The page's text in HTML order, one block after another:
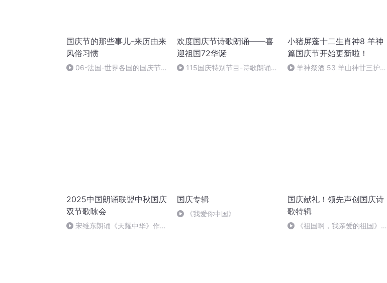
国庆节的那些事儿-来历由来
风俗习惯
06-法国-世界各国的国庆节-
欢度国庆节诗歌朗诵——喜
迎祖国72华诞
115国庆特别节目-诗歌朗诵-
小猪屏蓬十二生肖神8 羊神
篇国庆节开始更新啦！
羊神祭酒 53 羊山神廿三护祭
2025中国朗诵联盟中秋国庆
双节歌咏会
宋维东朗诵《天耀中华》作
国庆专辑
《我爱你中国》
国庆献礼！领先声创国庆诗
歌特辑
《祖国啊，我亲爱的祖国》温